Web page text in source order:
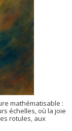
mathématisable :
échelles, où la joie
rotules, aux